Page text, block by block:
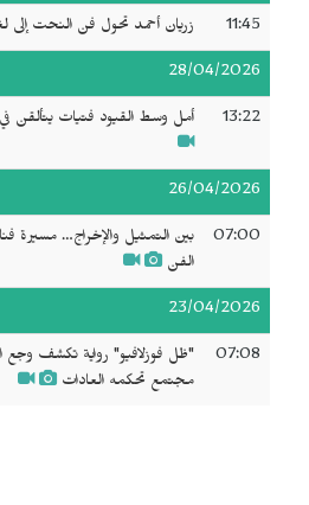
11:45 زريان أحمد تحول فن النحت إلى
28/04/2026
13:22 أمل وسط القيود فتيات يتألقن في
26/04/2026
07:00
بين التمثيل والإخراج… مسيرة
الفن
23/04/2026
07:08
"ظل فوزلافيو" رواية تكشف وجع
مجتمع تحكمه العادات